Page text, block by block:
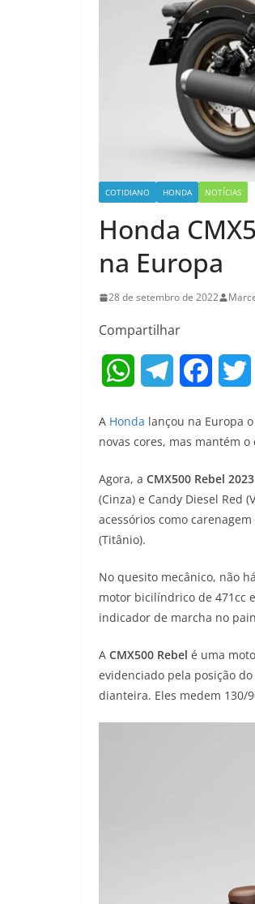
COTIDIANO HONDA NOTÍCIAS
Honda
na Europa
28 de setembro de 2022
Compartilhar
W
a
s
A
p
l
g
m
c
b
k
t
A Honda lançou na Europa o
novas cores, mas mantém
Agora, a CMX500 Rebel 2023
(Cinza) e Candy Diesel Red
acessórios como
(Titânio).
No quesito mecânico, não
motor bicilíndrico de 471cc
indicador de marcha no
A CMX500 Rebel é uma
evidenciado pela posição
dianteira. Eles medem 130/